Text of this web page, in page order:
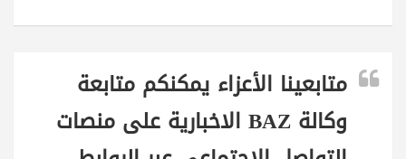
متابعينا الأعزاء يمكنكم متابعة
وكالة BAZ الاخبارية على منصات